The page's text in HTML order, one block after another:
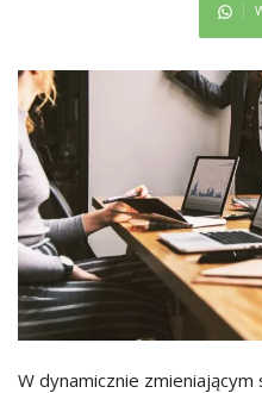
W dynamicznie